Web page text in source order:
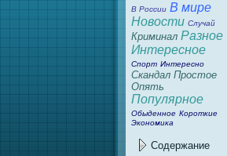
В России В мире
Новости Случай
Криминaл Разное
Интересное
Спорт Интересно
Скандал Простое
Опять
Популярное
Обыденное Короткие
Экономика
Содержание